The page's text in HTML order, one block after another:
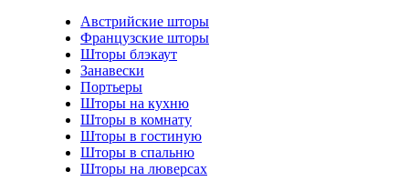
Австрийские шторы
Французские шторы
Шторы блэкаут
Занавески
Портьеры
Шторы на кухню
Шторы в комнату
Шторы в гостиную
Шторы в спальню
Шторы на люверсах